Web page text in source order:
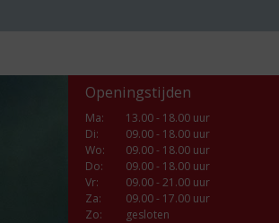
Openingstijden
Ma:
13.00 - 18.00 uur
Di:
09.00 - 18.00 uur
Wo:
09.00 - 18.00 uur
Do:
09.00 - 18.00 uur
Vr:
09.00 - 21.00 uur
Za:
09.00 - 17.00 uur
Zo:
gesloten